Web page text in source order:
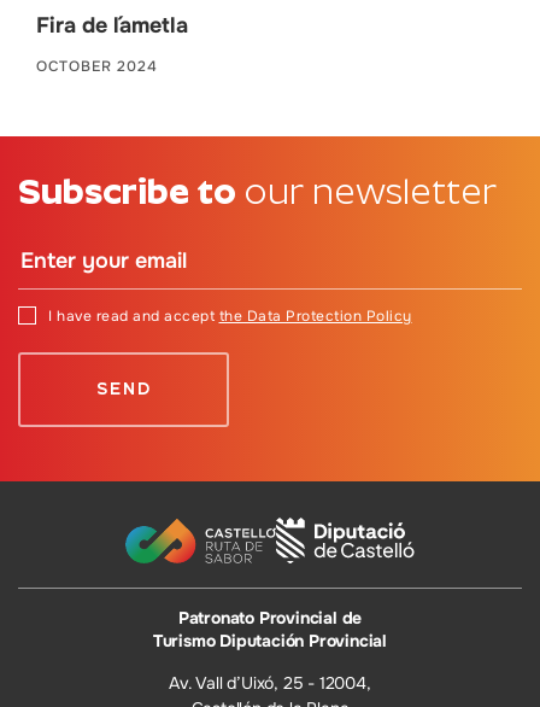
Fira de l´ametla
OCTOBER 2024
Subscribe to our newsletter
I have read and accept the Data Protection Policy
Patronato Provincial de
Turismo Diputación Provincial
Av. Vall d’Uixó, 25 - 12004,